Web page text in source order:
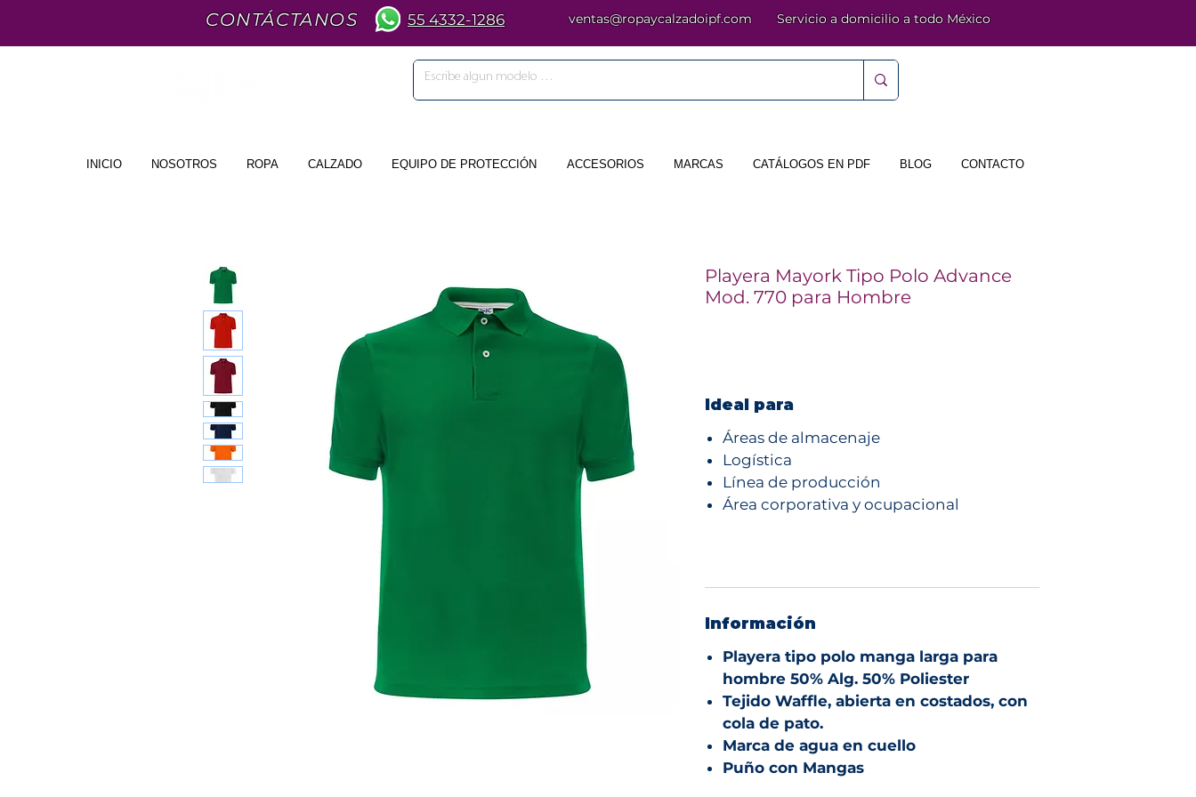
CONTÁCTANOS 55 4332-1286 ventas@ropaycalzadoipf.com Servicio a domicilio a todo México
INICIO NOSOTROS ROPA CALZADO EQUIPO DE PROTECCIÓN ACCESORIOS MARCAS CATÁLOGOS EN PDF BLOG CONTACTO
Playera Mayork Tipo Polo Advance
Mod. 770 para Hombre
Ideal para
Áreas de almacenaje
Logística
Línea de producción
Área corporativa y ocupacional
Información
Playera tipo polo manga larga para
hombre 50% Alg. 50% Poliester
Tejido Waffle, abierta en costados, con
cola de pato.
Marca de agua en cuello
Puño con Mangas